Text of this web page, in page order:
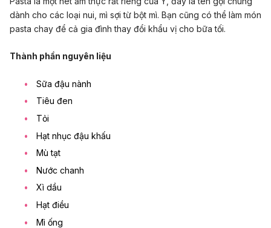
dành cho các loại nui, mì sợi từ bột mì. Bạn cũng có thể làm món
pasta chay để cả gia đình thay đổi khẩu vị cho bữa tối.
Thành phần nguyên liệu
Sữa đậu nành
Tiêu đen
Tỏi
Hạt nhục đậu khấu
Mù tạt
Nước chanh
Xì dầu
Hạt điều
Mì ống